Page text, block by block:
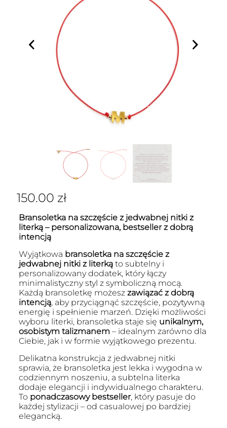
150.00 zł
Bransoletka na szczęście z jedwabnej nitki z
literką – personalizowana, bestseller z dobrą
intencją
Wyjątkowa bransoletka na szczęście z
jedwabnej nitki z literkąto subtelny i
personalizowany dodatek, który łączy
minimalistyczny styl z symboliczną mocą.
Każdą bransoletkę możesz zawiązać z dobrą
intencją, aby przyciągnąć szczęście, pozytywną
energię i spełnienie marzeń. Dzięki możliwości
wyboru literki, bransoletka staje się unikalnym,
osobistym talizmanem – idealnym zarówno dla
Ciebie, jak i w formie wyjątkowego prezentu.
Delikatna konstrukcja z jedwabnej nitki
sprawia, że bransoletka jest lekka i wygodna w
codziennym noszeniu, a subtelna literka
dodaje elegancji i indywidualnego charakteru.
To ponadczasowy bestseller, który pasuje do
każdej stylizacji – od casualowej po bardziej
elegancką.